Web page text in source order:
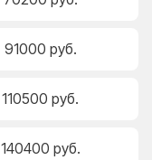
91000 руб.
110500 руб.
140400 руб.